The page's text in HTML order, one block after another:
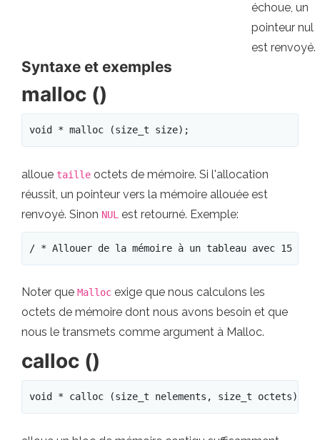
échoue, un
pointeur nul
est renvoyé.
Syntaxe et exemples
malloc ()
void * malloc (size_t size);
alloue taille octets de mémoire. Si l'allocation
réussit, un pointeur vers la mémoire allouée est
renvoyé. Sinon NUL est retourné. Exemple:
/ * Allouer de la mémoire à un tableau avec 15
Noter que Malloc exige que nous calculons les
octets de mémoire dont nous avons besoin et que
nous le transmets comme argument à Malloc.
calloc ()
void * calloc (size_t nelements, size_t octets);